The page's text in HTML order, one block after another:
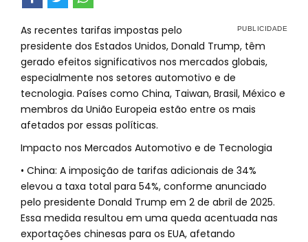
As recentes tarifas impostas pelo
presidente dos Estados Unidos, Donald Trump, têm
gerado efeitos significativos nos mercados globais,
especialmente nos setores automotivo e de
tecnologia. Países como China, Taiwan, Brasil, México e
membros da União Europeia estão entre os mais
afetados por essas políticas.
Impacto nos Mercados Automotivo e de Tecnologia
• China: A imposição de tarifas adicionais de 34%
elevou a taxa total para 54%, conforme anunciado
pelo presidente Donald Trump em 2 de abril de 2025.
Essa medida resultou em uma queda acentuada nas
exportações chinesas para os EUA, afetando